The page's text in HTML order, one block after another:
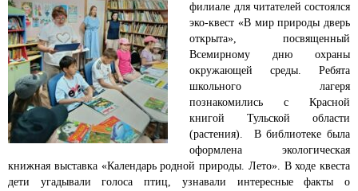
филиале для читателей состоялся
эко-квест «В мир природы дверь
открыта», посвященный
Всемирному дню охраны
окружающей среды. Ребята
школьного лагеря
познакомились с Красной
книгой Тульской области
(растения). В библиотеке была
оформлена экологическая
книжная выставка «Календарь родной природы. Лето». В ходе квеста
дети угадывали голоса птиц, узнавали интересные факты о